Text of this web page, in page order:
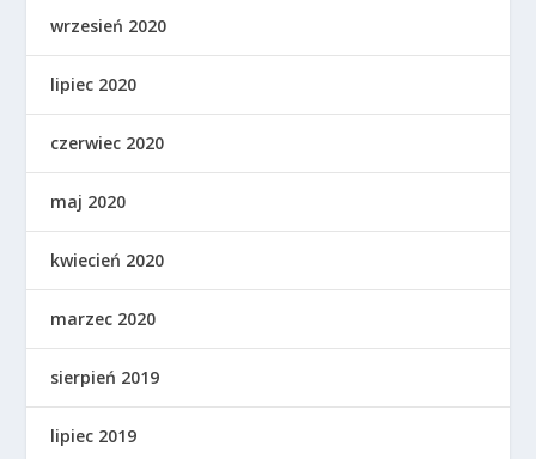
wrzesień 2020
lipiec 2020
czerwiec 2020
maj 2020
kwiecień 2020
marzec 2020
sierpień 2019
lipiec 2019